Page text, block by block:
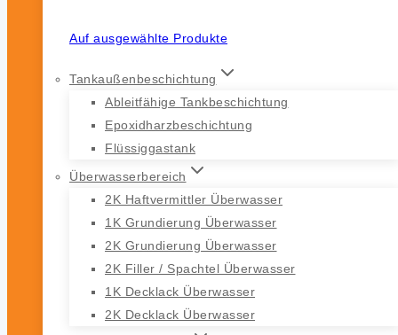
Auf ausgewählte Produkte
Tankaußenbeschichtung
Ableitfähige Tankbeschichtung
Epoxidharzbeschichtung
Flüssiggastank
Überwasserbereich
2K Haftvermittler Überwasser
1K Grundierung Überwasser
2K Grundierung Überwasser
2K Filler / Spachtel Überwasser
1K Decklack Überwasser
2K Decklack Überwasser